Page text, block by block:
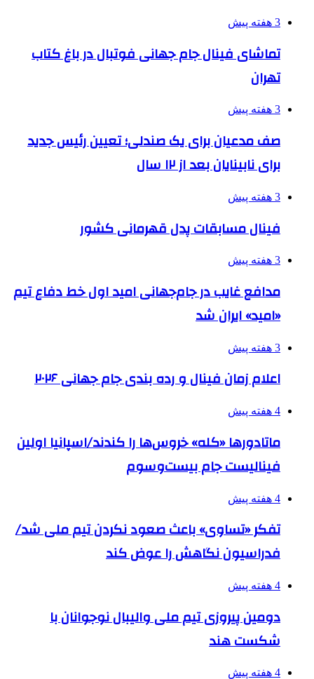
3 هفته پیش
تماشای فینال جام جهانی فوتبال در باغ کتاب
تهران
3 هفته پیش
صف مدعیان برای یک صندلی؛ تعیین رئیس جدید
برای نابینایان بعد از ۱۲ سال
3 هفته پیش
فینال مسابقات پدل قهرمانی کشور
3 هفته پیش
مدافع غایب در جام‌جهانی امید اول خط دفاع تیم
«امید» ایران شد
3 هفته پیش
اعلام زمان فینال و رده بندی جام جهانی ۲۰۲۶
4 هفته پیش
ماتادورها «کله» خروس‌ها را کندند/اسپانیا اولین
فینالیست جام بیست‌وسوم
4 هفته پیش
تفکر «تساوی» باعث صعود نکردن تیم ملی شد/
فدراسیون نگاهش را عوض کند
4 هفته پیش
دومین پیروزی تیم ملی والیبال نوجوانان با
شکست هند
4 هفته پیش